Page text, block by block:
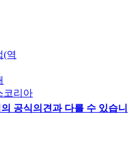
(역
코리아
공식의견과 다를 수 있습니